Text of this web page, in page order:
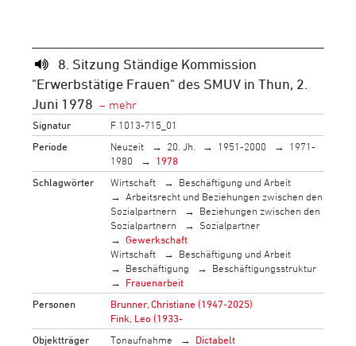
8. Sitzung Ständige Kommission
"Erwerbstätige Frauen" des SMUV in Thun, 2.
Juni 1978
Signatur
F 1013-715_01
Periode
Neuzeit 20. Jh. 1951-2000
1971-
1980
1978
Schlagwörter
Wirtschaft
Beschäftigung und Arbeit
Arbeitsrecht und Beziehungen zwischen den
Sozialpartnern
Beziehungen zwischen den
Sozialpartnern
Sozialpartner
Gewerkschaft
Wirtschaft
Beschäftigung und Arbeit
Beschäftigung
Beschäftigungsstruktur
Frauenarbeit
Personen
Brunner, Christiane (1947-2025)
Fink, Leo (1933-
Objektträger
Tonaufnahme
Dictabelt